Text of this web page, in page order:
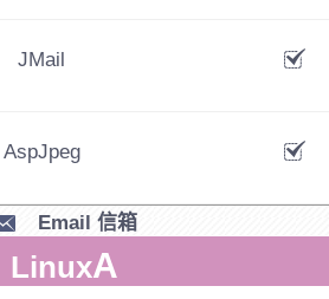
JMail
AspJpeg
Email 信箱
LinuxA